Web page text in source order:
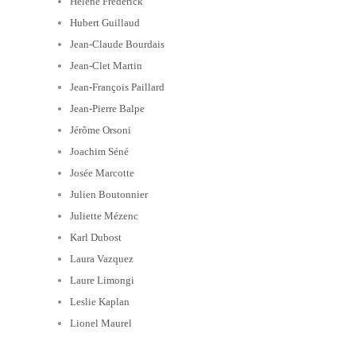
Hubert Guillaud
Jean-Claude Bourdais
Jean-Clet Martin
Jean-François Paillard
Jean-Pierre Balpe
Jérôme Orsoni
Joachim Séné
Josée Marcotte
Julien Boutonnier
Juliette Mézenc
Karl Dubost
Laura Vazquez
Laure Limongi
Leslie Kaplan
Lionel Maurel